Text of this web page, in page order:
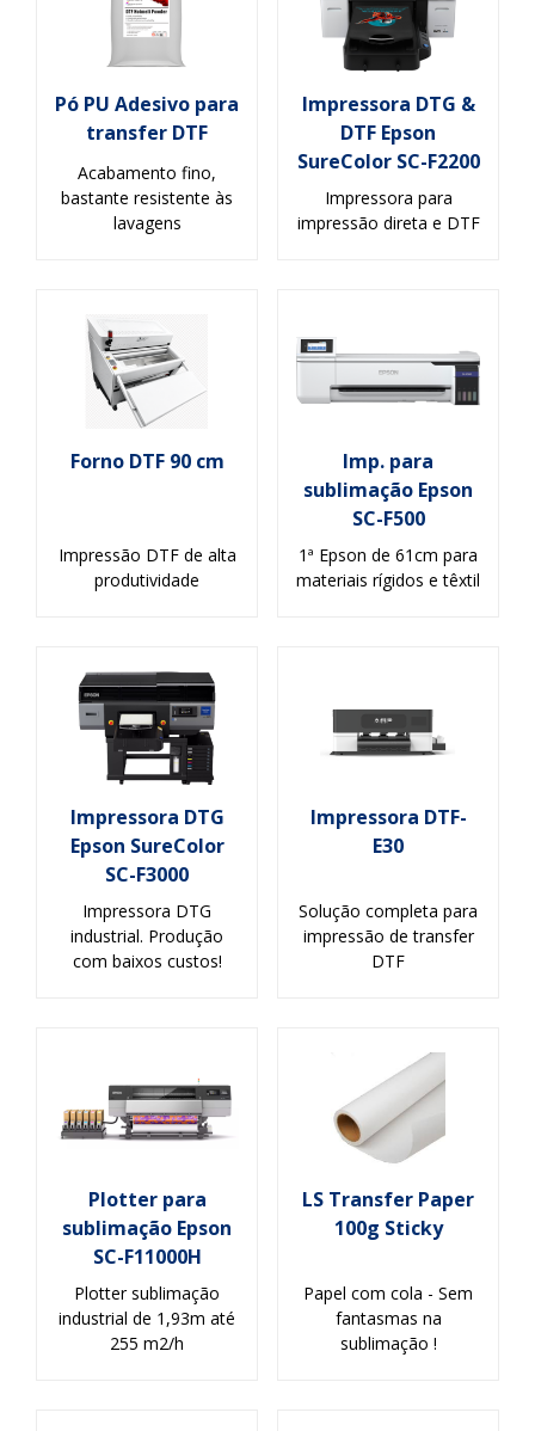
Pó PU Adesivo para
transfer DTF
Acabamento fino,
bastante resistente às
lavagens
Impressora DTG &
DTF Epson
SureColor SC-F2200
Impressora para
impressão direta e DTF
Forno DTF 90 cm
Impressão DTF de alta
produtividade
Imp. para
sublimação Epson
SC-F500
1ª Epson de 61cm para
materiais rígidos e têxtil
Impressora DTG
Epson SureColor
SC-F3000
Impressora DTG
industrial. Produção
com baixos custos!
Impressora DTF-
E30
Solução completa para
impressão de transfer
DTF
Plotter para
sublimação Epson
SC-F11000H
Plotter sublimação
industrial de 1,93m até
255 m2/h
LS Transfer Paper
100g Sticky
Papel com cola - Sem
fantasmas na
sublimação !